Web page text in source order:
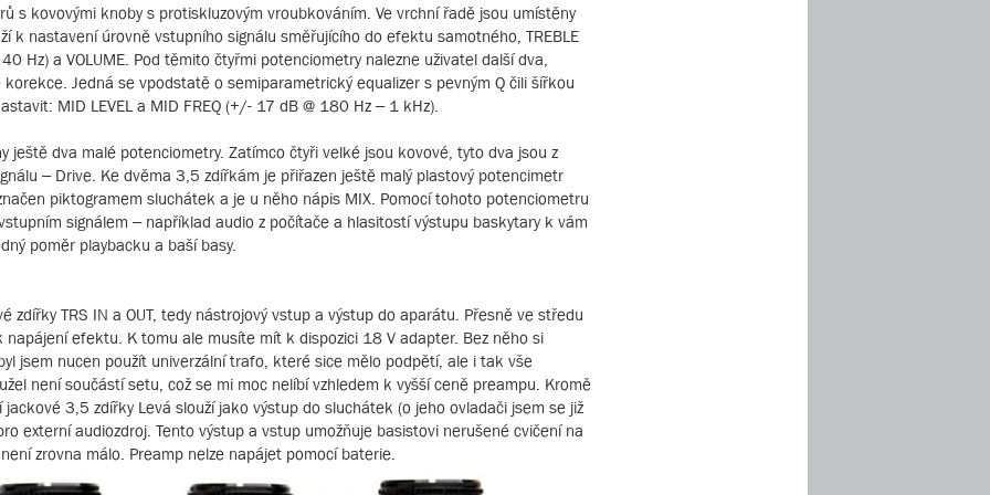
s kovovými knoby s protiskluzovým vroubkováním. Ve vrchní řadě jsou umístěny
k nastavení úrovně vstupního signálu směřujícího do efektu samotného, TREBLE
Hz) a VOLUME. Pod těmito čtyřmi potenciometry nalezne uživatel další dva,
Jedná se vpodstatě o semiparametrický equalizer s pevným Q čili šířkou
MID LEVEL a MID FREQ (+/- 17 dB @ 180 Hz – 1 kHz).
ještě dva malé potenciometry. Zatímco čtyři velké jsou kovové, tyto dva jsou z
– Drive. Ke dvěma 3,5 zdířkám je přiřazen ještě malý plastový potencimetr
piktogramem sluchátek a je u něho nápis MIX. Pomocí tohoto potenciometru
signálem – například audio z počítače a hlasitostí výstupu baskytary k vám
poměr playbacku a baší basy.
zdířky TRS IN a OUT, tedy nástrojový vstup a výstup do aparátu. Přesně ve středu
efektu. K tomu ale musíte mít k dispozici 18 V adapter. Bez něho si
jsem nucen použít univerzální trafo, které sice mělo podpětí, ale i tak vše
není součástí setu, což se mi moc nelíbí vzhledem k vyšší ceně preampu. Kromě
3,5 zdířky Levá slouží jako výstup do sluchátek (o jeho ovladači jsem se již
externí audiozdroj. Tento výstup a vstup umožňuje basistovi nerušené cvičení na
zrovna málo. Preamp nelze napájet pomocí baterie.